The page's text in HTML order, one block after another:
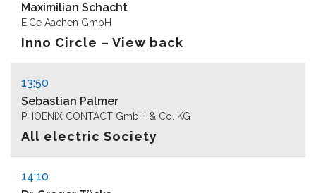
Maximilian Schacht
EICe Aachen GmbH
Inno Circle – View back
13:50
Sebastian Palmer
PHOENIX CONTACT GmbH & Co. KG
All electric Society
14:10